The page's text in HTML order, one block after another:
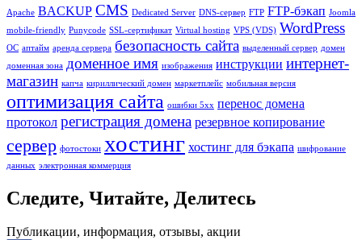
Apache BACKUP CMS Dedicated Server DNS-сервер FTP FTP-бэкап Joomla
mobile-friendly Punycode SSL-сертификат Virtual hosting VPS (VDS) WordPress
ОС аптайм аренда сервера безопасность сайта выделенный сервер домен
доменная зона доменное имя изображения инструкции интернет-
магазин капча кириллический домен маркетплейс мобильная версия
оптимизация сайта ошибки 5хх перенос домена
протокол регистрация домена резервное копирование
сервер фотостоки хостинг хостинг для бэкапа шифрование
данных электронная коммерция
Следите, Читайте, Делитесь
Публикации, информация, отзывы, акции